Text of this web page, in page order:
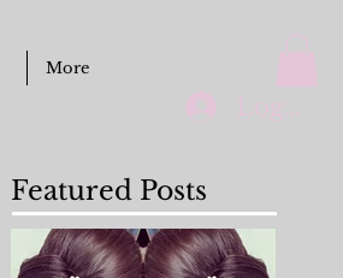
More
Featured Posts